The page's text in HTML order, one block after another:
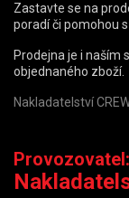
Zastavte se na
poradí či pomohou
Prodejna je i naším
objednaného zboží.
Nakladatelství
Provozovatel: